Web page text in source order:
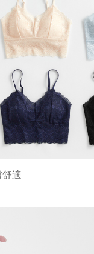
高品質國民服飾品牌
適